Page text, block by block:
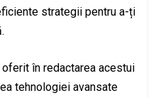
strategii pentru a-ți
în redactarea acestui
tehnologiei avansate